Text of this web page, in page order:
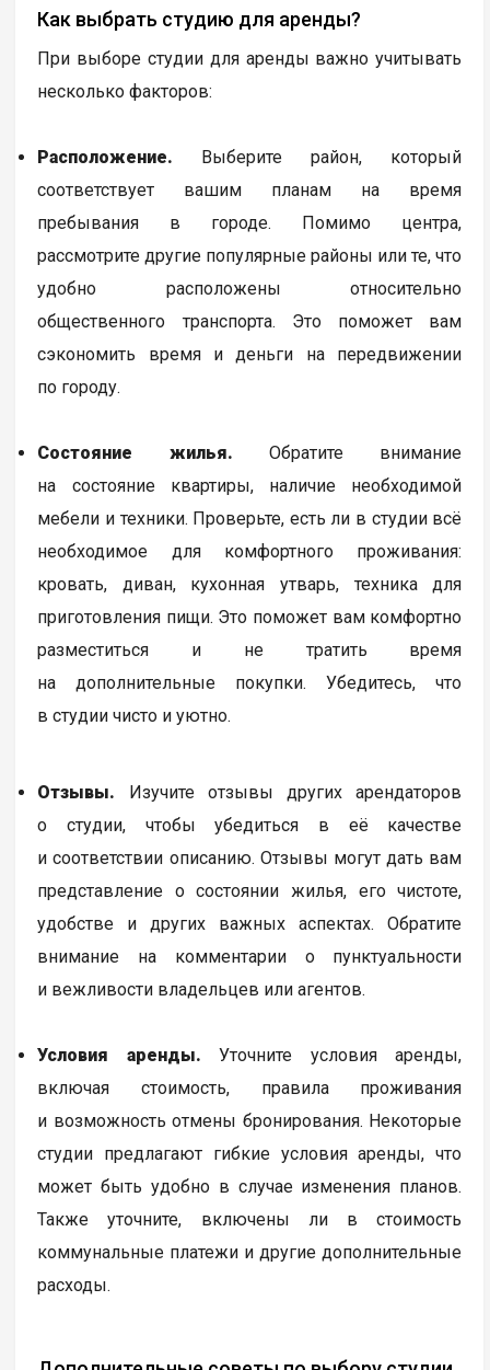
Как выбрать студию для аренды?
При выборе студии для аренды важно учитывать
несколько факторов:
Расположение. Выберите район, который
соответствует вашим планам на время
пребывания в городе. Помимо центра,
рассмотрите другие популярные районы или те, что
удобно расположены относительно
общественного транспорта. Это поможет вам
сэкономить время и деньги на передвижении
по городу.
Состояние жилья. Обратите внимание
на состояние квартиры, наличие необходимой
мебели и техники. Проверьте, есть ли в студии всё
необходимое для комфортного проживания:
кровать, диван, кухонная утварь, техника для
приготовления пищи. Это поможет вам комфортно
разместиться и не тратить время
на дополнительные покупки. Убедитесь, что
в студии чисто и уютно.
Отзывы. Изучите отзывы других арендаторов
о студии, чтобы убедиться в её качестве
и соответствии описанию. Отзывы могут дать вам
представление о состоянии жилья, его чистоте,
удобстве и других важных аспектах. Обратите
внимание на комментарии о пунктуальности
и вежливости владельцев или агентов.
Условия аренды. Уточните условия аренды,
включая стоимость, правила проживания
и возможность отмены бронирования. Некоторые
студии предлагают гибкие условия аренды, что
может быть удобно в случае изменения планов.
Также уточните, включены ли в стоимость
коммунальные платежи и другие дополнительные
расходы.